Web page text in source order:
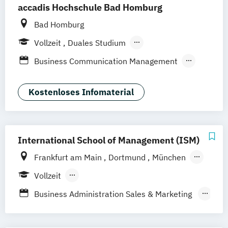
accadis Hochschule Bad Homburg
Bad Homburg
Vollzeit
Duales Studium
Berufsbegleitendes Präsenzstudium
Business Communication Management
International Marketing Management
Marketing and Event Management
Kostenloses Infomaterial
International School of Management (ISM)
Frankfurt am Main Dortmund
München
Hamburg
Vollzeit
Berufsbegleitendes Präsenzstudium
Business Administration Sales & Marketing